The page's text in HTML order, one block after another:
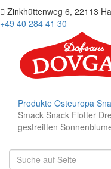
Zinkhüttenweg 6, 22113
+49 40 284 41 30
Produkte Osteuropa
Smack Snack Flotter
gestreiften